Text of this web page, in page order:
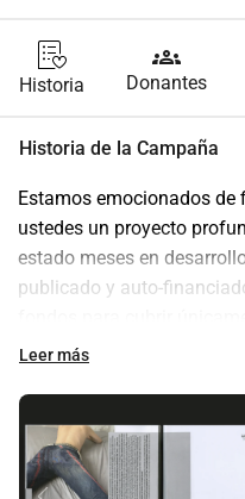
Historia
groups
Donantes
Historia de la Campaña
Estamos emocionados
ustedes un proyecto
estado meses en
publicado y auto-
encuadernación. Nuestra
Precio de lanzamiento: 65
Para comprar,
fondos y envía un mensaje
Leer más